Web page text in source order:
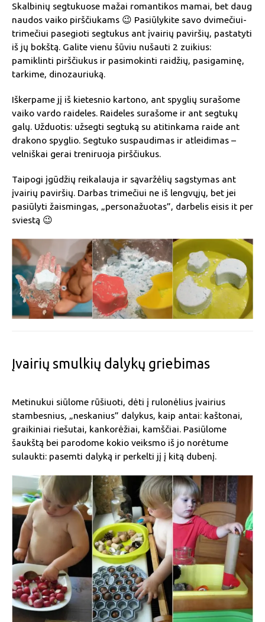
Skalbinių segtukuose mažai romantikos mamai, bet daug
naudos vaiko pirščiukams 😉 Pasiūlykite savo dvimečiui-
trimečiui pasegioti segtukus ant įvairių paviršių, pastatyti
iš jų bokštą. Galite vienu šūviu nušauti 2 zuikius:
pamiklinti pirščiukus ir pasimokinti raidžių, pasigaminę,
tarkime, dinozauriuką.
Iškerpame jį iš kietesnio kartono, ant spyglių surašome
vaiko vardo raideles. Raideles surašome ir ant segtukų
galų. Užduotis: užsegti segtuką su atitinkama raide ant
drakono spyglio. Segtuko suspaudimas ir atleidimas –
velniškai gerai treniruoja pirščiukus.
Taipogi įgūdžių reikalauja ir sąvaržėlių sagstymas ant
įvairių paviršių. Darbas trimečiui ne iš lengvųjų, bet jei
pasiūlyti žaismingas, „personažuotas”, darbelis eisis it per
sviestą 😉
Įvairių smulkių dalykų griebimas
Metinukui siūlome rūšiuoti, dėti į rulonėlius įvairius
stambesnius, „neskanius” dalykus, kaip antai: kaštonai,
graikiniai riešutai, kankorėžiai, kamščiai. Pasiūlome
šaukštą bei parodome kokio veiksmo iš jo norėtume
sulaukti: pasemti dalyką ir perkelti jį į kitą dubenį.